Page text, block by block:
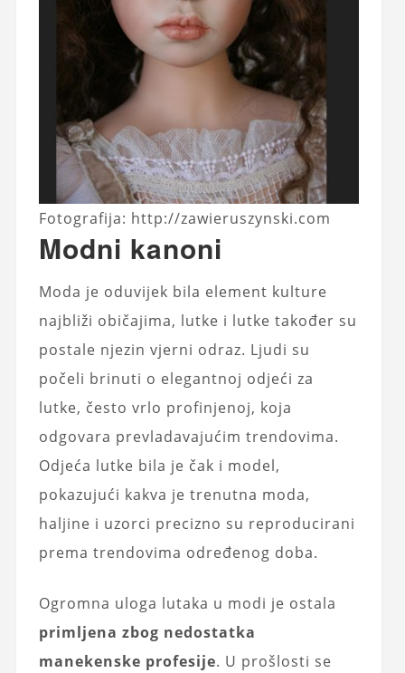
Fotografija: http://zawieruszynski.com
Modni kanoni
Moda je oduvijek bila element kulture
najbliži običajima, lutke i lutke također su
postale njezin vjerni odraz. Ljudi su
počeli brinuti o elegantnoj odjeći za
lutke, često vrlo profinjenoj, koja
odgovara prevladavajućim trendovima.
Odjeća lutke bila je čak i model,
pokazujući kakva je trenutna moda,
haljine i uzorci precizno su reproducirani
prema trendovima određenog doba.
Ogromna uloga lutaka u modi je ostala
primljena zbog nedostatka
manekenske profesije. U prošlosti se